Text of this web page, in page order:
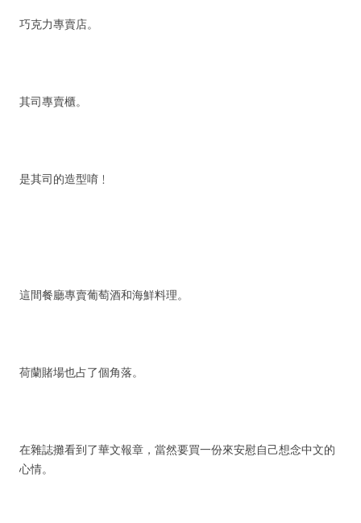
巧克力專賣店。
其司專賣櫃。
是其司的造型唷﹗
這間餐廳專賣葡萄酒和海鮮料理。
荷蘭賭場也占了個角落。
在雜誌攤看到了華文報章，當然要買一份來安慰自己想念中文的
心情。